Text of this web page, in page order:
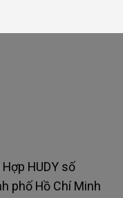
HUDY số
phố Hồ Chí Minh